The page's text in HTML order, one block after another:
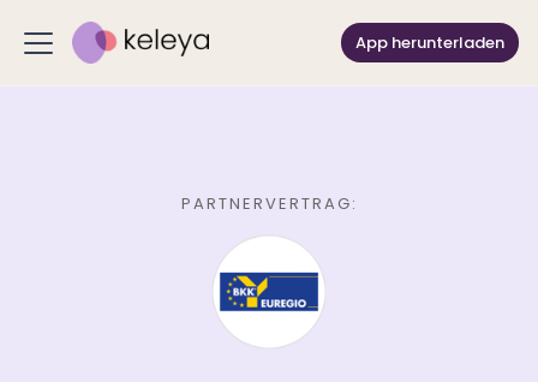
App herunterladen
PARTNERVERTRAG: